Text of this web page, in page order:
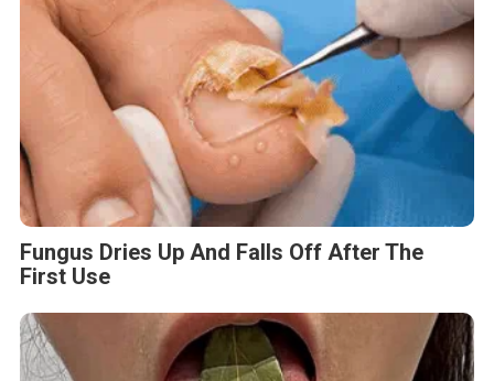
Fungus Dries Up And Falls Off After The
First Use